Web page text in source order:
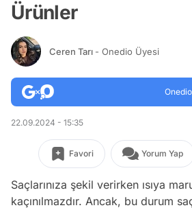
Ürünler
Ceren Tarı - Onedio Üyesi
22.09.2024 - 15:35
Favori Yorum Yap
Saçlarınıza şekil verirken ısıya
kaçınılmazdır. Ancak, bu durum